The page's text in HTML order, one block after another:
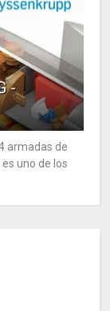
-
armadas de
uno de los